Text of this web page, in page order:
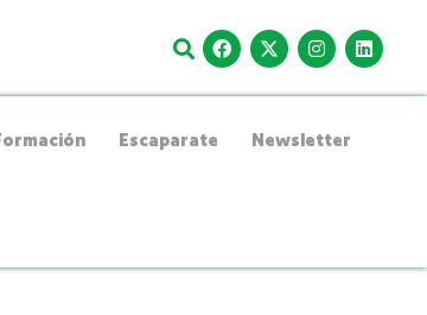
Escaparate Newsletter